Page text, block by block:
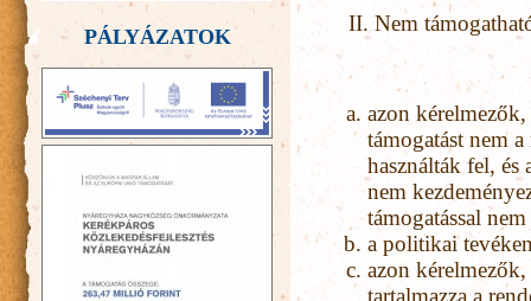
II. Nem
azon
támogatást nem
használták fel, és
nem
támogatással
a politikai
azon
PÁLYÁZATOK